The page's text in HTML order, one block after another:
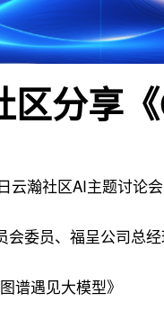
区分享
云瀚社区AI主题讨论会
委员、福呈公司总经
谱遇见大模型》